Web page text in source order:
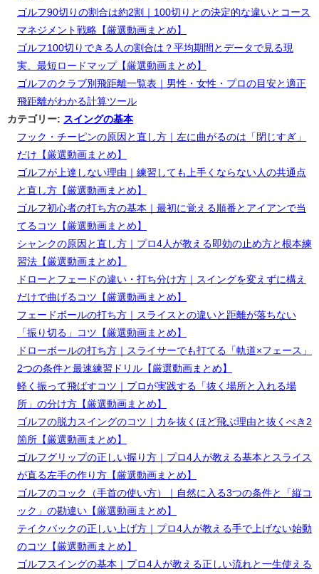
ゴルフ90切りの割合は約2割｜100切りとの決定的な違いとコース
マネジメント戦略【厳選動画まとめ】
ゴルフ100切りできる人の割合は？平均期間とデータで見る現
実、最短ロードマップ【厳選動画まとめ】
ゴルフのクラブ別飛距離一覧表｜男性・女性・プロの目安と適正
飛距離がわかる計算ツール
カテゴリー: スイングの基本
フック・チーピンの原因と直し方｜左に曲がるのは「閉じすぎ」
だけ【厳選動画まとめ】
ゴルフが上達しない理由｜練習しても上手くならない人の共通点
と直し方【厳選動画まとめ】
ゴルフ初心者の打ち方の基本｜最初に覚える順番とアイアンで当
てるコツ【厳選動画まとめ】
シャンクの原因と直し方｜プロ4人が教える即効の止め方と根本練
習法【厳選動画まとめ】
ドローとフェードの違い・打ち分け方｜スイングを変えずに構え
だけで曲げるコツ【厳選動画まとめ】
フェードボールの打ち方｜スライスとの違いと距離が落ちない
「振り切る」コツ【厳選動画まとめ】
ドローボールの打ち方｜スライサーでも打てる「軌道×フェース」
2つの条件と最速練習ドリル【厳選動画まとめ】
軽く振って飛ばすコツ｜プロが実践する「抜く場所と入れる場
所」の分け方【厳選動画まとめ】
ゴルフの脱力スイングのコツ｜力を抜くほど飛ぶ理由と抜くべき2
箇所【厳選動画まとめ】
ゴルフグリップの正しい握り方｜プロ4人が教える基本とスライス
が直る左手の作り方【厳選動画まとめ】
ゴルフのコック（手首の使い方）｜自然に入る3つの条件と「縦コ
ック」の勘違い【厳選動画まとめ】
テイクバックの正しい上げ方｜プロ4人が教える手で上げない始動
のコツ【厳選動画まとめ】
ゴルフスイングの基本｜プロ4人が教える正しい流れと一生使える